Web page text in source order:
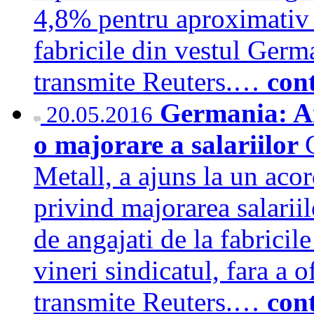
4,8% pentru
fabricile din vestul
transmite Reuters.…
20.05.2016 Germania:
o majorare a salariilor
Metall, a ajuns la un
privind majorarea
de angajati de la
vineri sindicatul, fara a
transmite Reuters.…